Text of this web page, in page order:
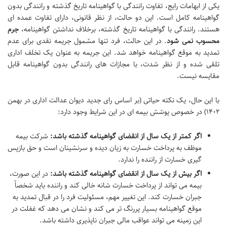
یکی از ابهامات رایج، تفاوت رانندگی با گواهینامه تاریخ گذشته و رانندگی بدون
گواهینامه کامل است. این دو حالت، از نظر قانونی، دارای تفاوت عمده ای
هستند. رانندگی با گواهینامه تاریخ گذشته، برخلاف نداشتن گواهینامه، جرم
محسوب نمی شود. در این حالت، فرد تنها مشمول جریمه نقدی برای عدم
تمدید به موقع گواهینامه خواهد شد. این جریمه به عنوان یک تخلف اداری
تلقی شده و از نظر شدت، با مجازات های رانندگی بدون گواهینامه قابل
مقایسه نیست.
با این حال، یک نکته حیاتی (بر اساس رای جدید دیوان عدالت اداری در بهمن
۱۴۰۲) در خصوص پوشش بیمه ای در این شرایط وجود دارد:
اگر کمتر از یک سال از انقضای گواهینامه گذشته باشد: شرکت بیمه
موظف به پرداخت خسارت به زیان دیده و سرنشینان است و حق بازپس
گیری خسارت از راننده را ندارد.
اگر بیش از یک سال از انقضای گواهینامه گذشته باشد: در این صورت،
بیمه می تواند از پرداخت خسارت شانه خالی کند و راننده باید شخصاً
جبران خسارت کند. این تغییر مهم، مسئولیت فرد را در قبال تمدید به
موقع گواهینامه بسیار پررنگ تر می کند و نشان می دهد که غفلت در
این زمینه می تواند عواقب مالی جبران ناپذیری داشته باشد.